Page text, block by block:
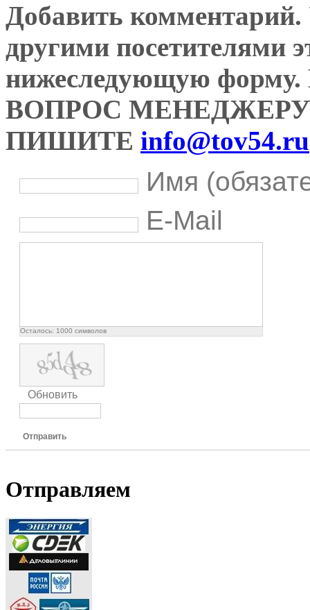
Добавить комментарий.
другими посетителями
нижеследующую
ВОПРОС
ПИШИТЕ info@tov54.ru
Имя
E-Mail
Осталось: 1000 символов
Обновить
Отправить
Отправляем